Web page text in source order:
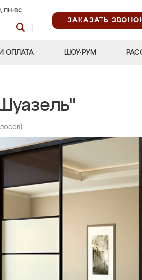
пн-вс
ЗАКАЗАТЬ
ОПЛАТА ШОУ-РУМ